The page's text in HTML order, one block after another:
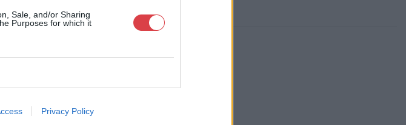
Sale, and/or Sharing
Purposes for which it
Privacy Policy